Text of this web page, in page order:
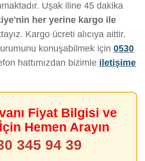
Uşak iline 45 dakika
her yerine kargo ile
Kargo ücreti alıcıya aittir.
konuşabilmek için 0530
hattımızdan bizimle iletişime
Fiyat Bilgisi ve
Hemen Arayın
345 94 39